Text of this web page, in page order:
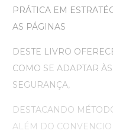
PRÁTICA EM
AS PÁGINAS
DESTE LIVRO
COMO SE ADAPTAR
SEGURANÇA,
DESTACANDO
ALÉM DO